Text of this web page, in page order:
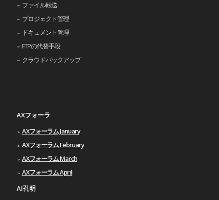
ファイル転送
プロジェクト管理
ドキュメント管理
FTPの代替手段
クラウドバックアップ
AXフォーラ
AXフォーラム January
AXフォーラム February
AXフォーラム March
AXフォーラム April
AI孔明